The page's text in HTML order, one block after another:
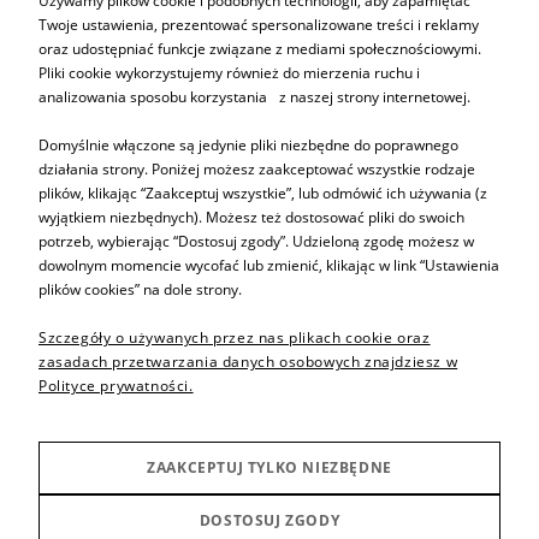
Informacje
Sprzedaż produktów
Producenci
Twoje ustawienia, prezentować spersonalizowane treści i reklamy
oraz udostępniać funkcje związane z mediami społecznościowymi.
Pliki cookie wykorzystujemy również do mierzenia ruchu i
analizowania sposobu korzystania z naszej strony internetowej.
Domyślnie włączone są jedynie pliki niezbędne do poprawnego
działania strony. Poniżej możesz zaakceptować wszystkie rodzaje
plików, klikając “Zaakceptuj wszystkie”, lub odmówić ich używania (z
wyjątkiem niezbędnych). Możesz też dostosować pliki do swoich
potrzeb, wybierając “Dostosuj zgody”. Udzieloną zgodę możesz w
dowolnym momencie wycofać lub zmienić, klikając w link “Ustawienia
plików cookies” na dole strony.
Szczegóły o używanych przez nas plikach cookie oraz
zasadach przetwarzania danych osobowych znajdziesz w
Polityce prywatności.
ZAAKCEPTUJ TYLKO NIEZBĘDNE
DOSTOSUJ ZGODY